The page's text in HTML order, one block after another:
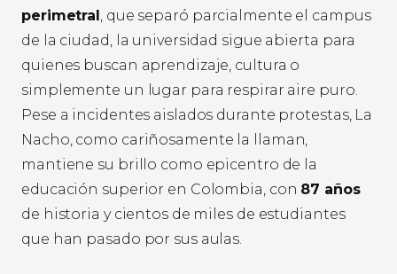
perimetral , que separó parcialmente el campus
de la ciudad, la universidad sigue abierta para
quienes buscan aprendizaje, cultura o
simplemente un lugar para respirar aire puro.
Pese a incidentes aislados durante protestas, La
Nacho, como cariñosamente la llaman,
mantiene su brillo como epicentro de la
educación superior en Colombia, con 87 años
de historia y cientos de miles de estudiantes
que han pasado por sus aulas.